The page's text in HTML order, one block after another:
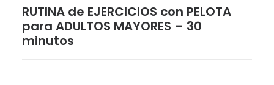
RUTINA de EJERCICIOS con PELOTA
para ADULTOS MAYORES – 30
minutos